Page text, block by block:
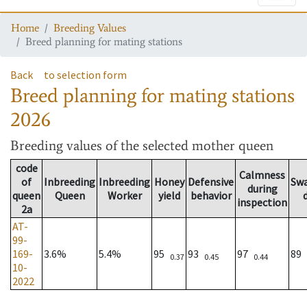
Home
Breeding Values
Breed planning for mating stations
Back to selection form
Breed planning for mating stations
2026
Breeding values of the selected mother queen
code
of
queen
2a
Inbreeding
Queen
Inbreeding
Worker
Honey
yield
Defensive
behavior
Calmness
during
inspection
AT-
99-
169-
10-
2022
3.6% 5.4% 95 0.37 93 0.45 97 0.44 89